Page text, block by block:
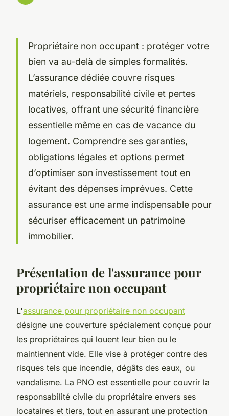
Propriétaire non occupant : protéger votre
bien va au-delà de simples formalités.
L’assurance dédiée couvre risques
matériels, responsabilité civile et pertes
locatives, offrant une sécurité financière
essentielle même en cas de vacance du
logement. Comprendre ses garanties,
obligations légales et options permet
d’optimiser son investissement tout en
évitant des dépenses imprévues. Cette
assurance est une arme indispensable pour
sécuriser efficacement un patrimoine
immobilier.
Présentation de l'assurance pour
propriétaire non occupant
L'assurance pour propriétaire non occupant
désigne une couverture spécialement conçue pour
les propriétaires qui louent leur bien ou le
maintiennent vide. Elle vise à protéger contre des
risques tels que incendie, dégâts des eaux, ou
vandalisme. La PNO est essentielle pour couvrir la
responsabilité civile du propriétaire envers ses
locataires et tiers, tout en assurant une protection